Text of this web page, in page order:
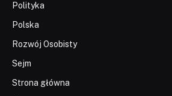
Polityka
Polska
Rozwój Osobisty
Sejm
Strona główna